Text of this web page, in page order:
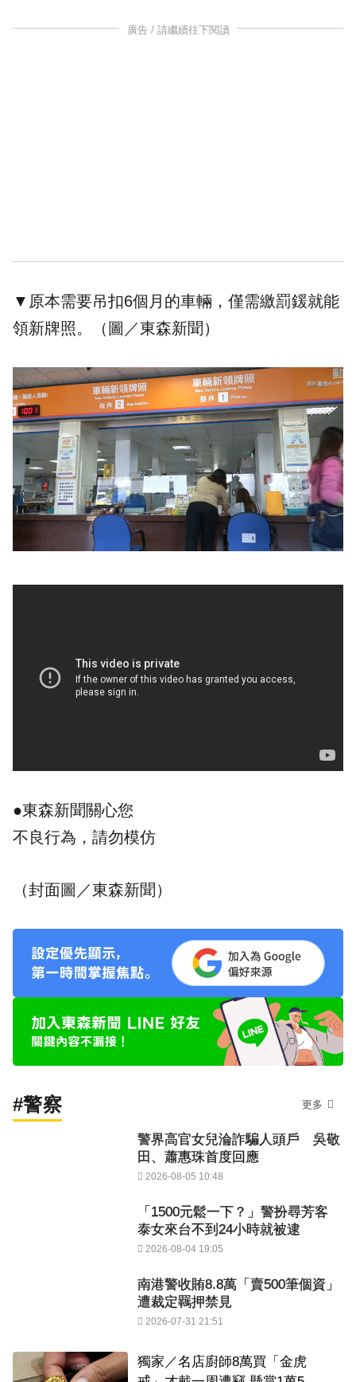
廣告 / 請繼續往下閱讀
▼原本需要吊扣6個月的車輛，僅需繳罰鍰就能
領新牌照。（圖／東森新聞）
●東森新聞關心您
不良行為，請勿模仿
（封面圖／東森新聞）
#警察 更多
警界高官女兒淪詐騙人頭戶 吳敬
田、蕭惠珠首度回應
2026-08-05 10:48
「1500元鬆一下？」警扮尋芳客
泰女來台不到24小時就被逮
2026-08-04 19:05
南港警收賄8.8萬「賣500筆個資」
遭裁定羈押禁見
2026-07-31 21:51
獨家／名店廚師8萬買「金虎